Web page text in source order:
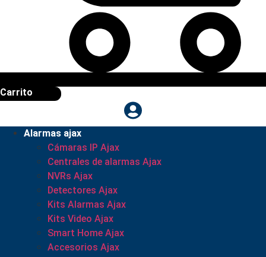
Carrito
Alarmas ajax
Cámaras IP Ajax
Centrales de alarmas Ajax
NVRs Ajax
Detectores Ajax
Kits Alarmas Ajax
Kits Video Ajax
Smart Home Ajax
Accesorios Ajax